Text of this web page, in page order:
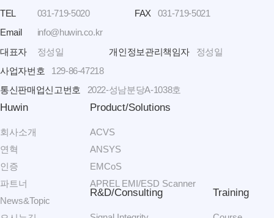
TEL
031-719-5020 FAX
031-719-5021
Email
info@huwin.co.kr
대표자
정성일 개인정보관리책임자
정성일
사업자번호
129-86-47218
통신판매업신고번호
2022-성남분당A-1038호
Huwin
회사소개
연혁
인증
파트너
News&Topic
Product/Solutions
ACVS
ANSYS
EMCoS
APREL EMI/ESD Scanner
R&D/Consulting Training